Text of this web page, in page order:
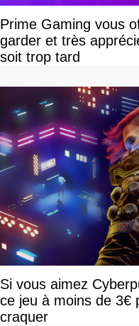
Prime Gaming vous
garder et très
soit trop tard
Si vous aimez
ce jeu à moins de 3€
craquer